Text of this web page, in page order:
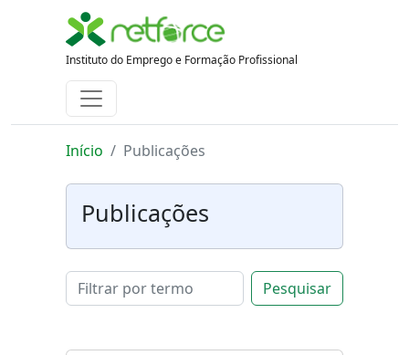
Instituto do Emprego e Formação Profissional
Início Publicações
Publicações
Pesquisar